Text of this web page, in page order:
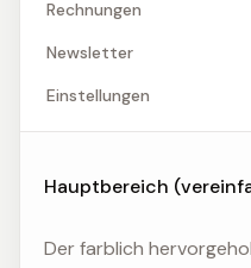
Rechnungen
Newsletter
Einstellungen
Hauptbereich
Der farblich